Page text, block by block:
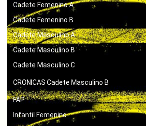
Cadete Femenino A
Cadete Femenino B
Cadete Masculino A
Cadete Masculino B
Cadete Masculino C
CRONICAS Cadete Masculino B
FAP
Infantil Femenino